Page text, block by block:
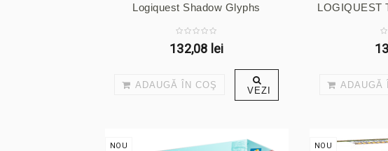
Logiquest Shadow Glyphs
132,08 lei
ADAUGĂ ÎN COŞ VEZI
LOGIQUEST
ADAUGĂ
NOU NOU